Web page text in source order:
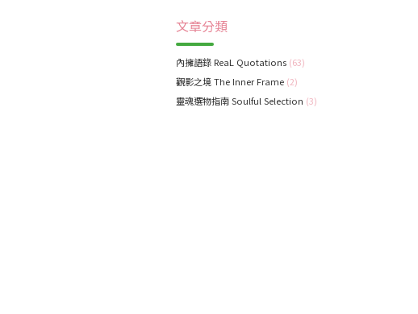
文章分類
內擁語錄 ReaL Quotations (63)
觀影之境 The Inner Frame (2)
靈魂選物指南 Soulful Selection (3)